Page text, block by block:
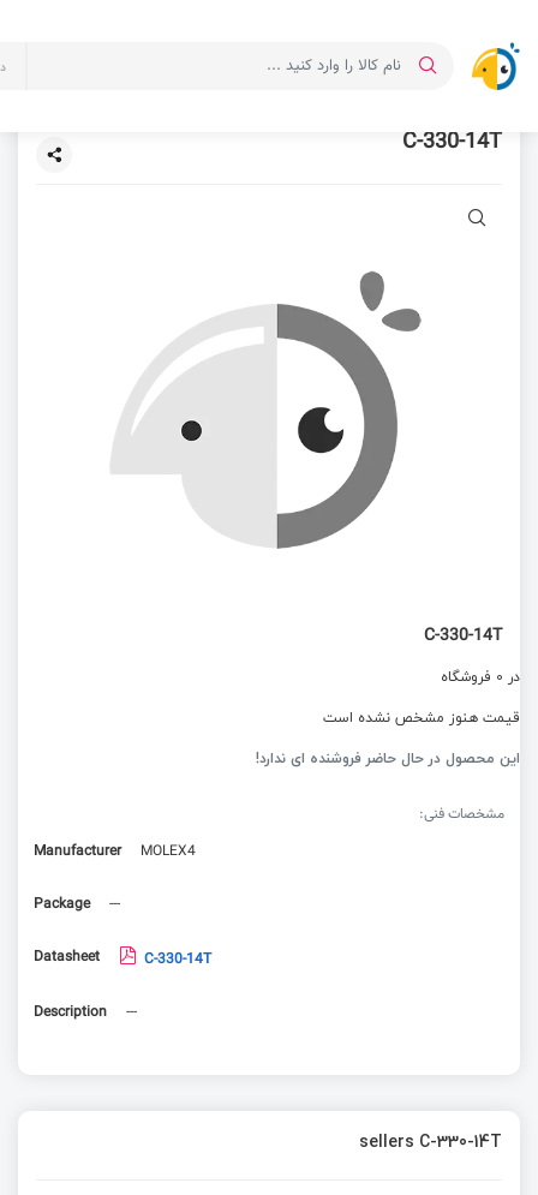
C-330-14T
C-330-14T
در 0 فروشگاه
قیمت هنوز مشخص نشده است
این محصول در حال حاضر فروشنده ای ندارد!
مشخصات فنی:
Manufacturer
MOLEX4
Package ---
Datasheet C-330-14T
Description ---
sellers C-330-14T